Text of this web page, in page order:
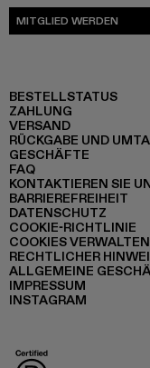
MITGLIED WERDEN
BESTELLSTATUS
ZAHLUNG
VERSAND
RÜCKGABE UND
GESCHÄFTE
FAQ
KONTAKTIEREN SIE
BARRIEREFREIHEIT
DATENSCHUTZ
COOKIE-RICHTLINIE
COOKIES VERWALTEN
RECHTLICHER
ALLGEMEINE
IMPRESSUM
INSTAGRAM